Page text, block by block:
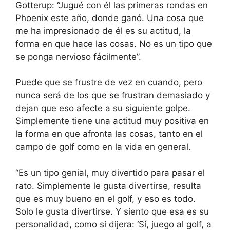
Gotterup: “Jugué con él las primeras rondas en
Phoenix este año, donde ganó. Una cosa que
me ha impresionado de él es su actitud, la
forma en que hace las cosas. No es un tipo que
se ponga nervioso fácilmente”.
Puede que se frustre de vez en cuando, pero
nunca será de los que se frustran demasiado y
dejan que eso afecte a su siguiente golpe.
Simplemente tiene una actitud muy positiva en
la forma en que afronta las cosas, tanto en el
campo de golf como en la vida en general.
“Es un tipo genial, muy divertido para pasar el
rato. Simplemente le gusta divertirse, resulta
que es muy bueno en el golf, y eso es todo.
Solo le gusta divertirse. Y siento que esa es su
personalidad, como si dijera: ‘Sí, juego al golf, a